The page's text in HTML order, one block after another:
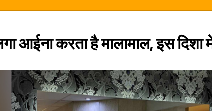
आईना करता है मालामाल, इस